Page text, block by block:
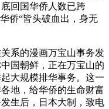
回国华侨人数已跨
侨“皆头破血出，身无
系的漫画万宝山事务发
国朝鲜，正在万宝山的
大规模排华事务。这一
地，给华侨的生命财富
生后，日本大制，致电